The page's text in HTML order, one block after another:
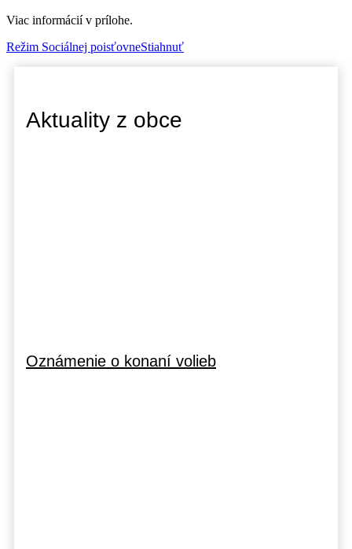
Viac informácií v prílohe.
Režim Sociálnej poisťovneStiahnuť
Aktuality z obce
Oznámenie o konaní volieb